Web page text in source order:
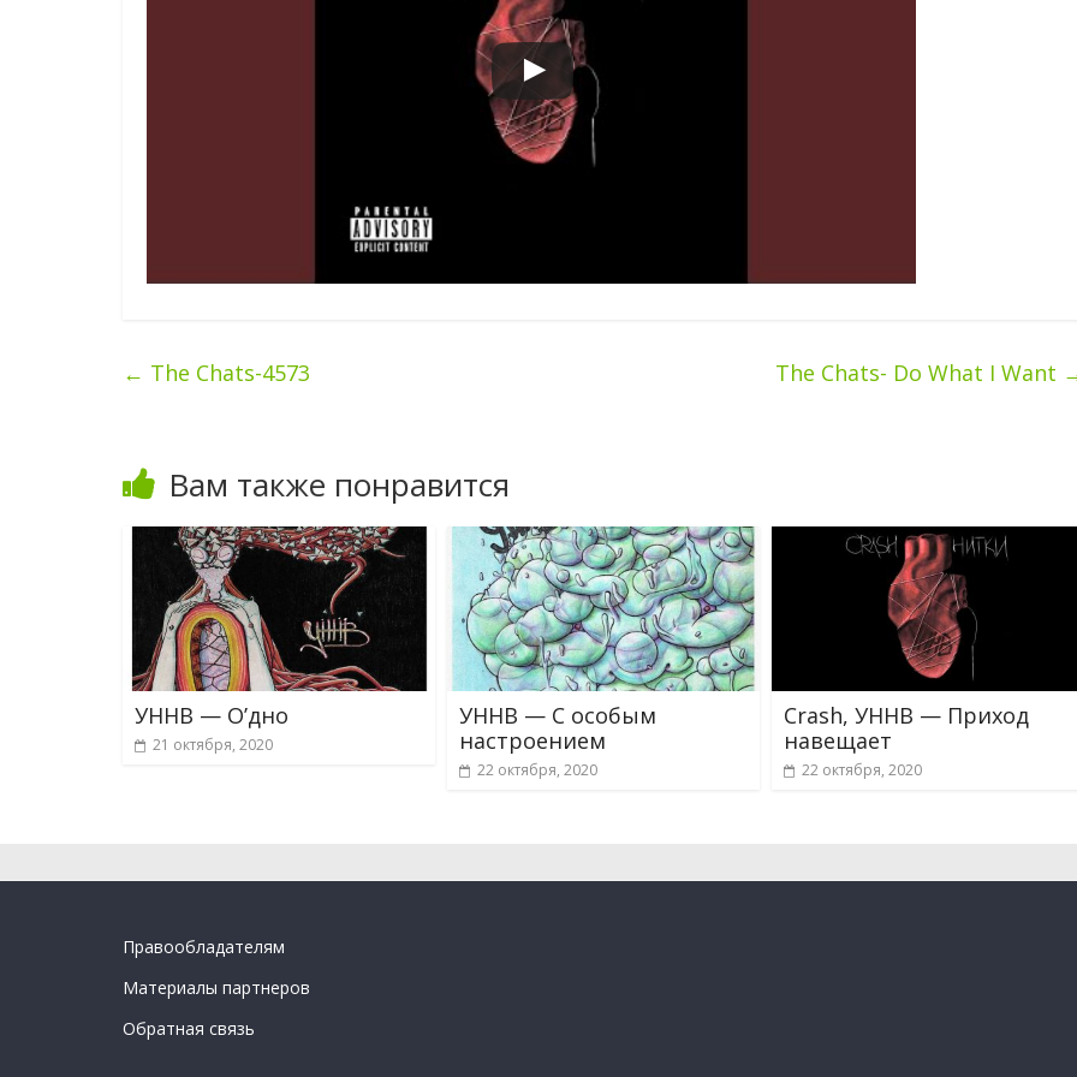
← The Chats-4573 The Chats- Do What I Want
Вам также понравится
УННВ — О’дно
21 октября, 2020
УННВ — С особым
настроением
22 октября, 2020
Crash, УННВ — Приход
навещает
22 октября, 2020
Правообладателям
Материалы партнеров
Обратная связь